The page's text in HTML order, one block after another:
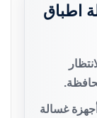
اطباق
غسالة